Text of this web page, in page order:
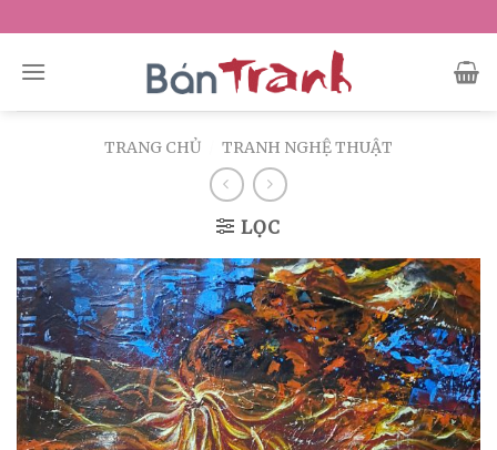
to
content
TRANG CHỦ TRANH NGHỆ THUẬT
LỌC